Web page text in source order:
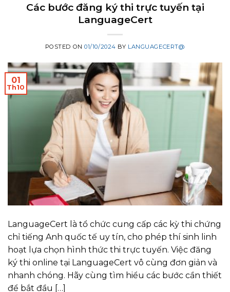
Các bước đăng ký thi trực tuyến tại
LanguageCert
POSTED ON01/10/2024 BY LANGUAGECERT@
01
Th10
LanguageCert là tổ chức cung cấp các kỳ thi chứng
chỉ tiếng Anh quốc tế uy tín, cho phép thí sinh linh
hoạt lựa chọn hình thức thi trực tuyến. Việc đăng
ký thi online tại LanguageCert vô cùng đơn giản và
nhanh chóng. Hãy cùng tìm hiểu các bước cần thiết
để bắt đầu […]